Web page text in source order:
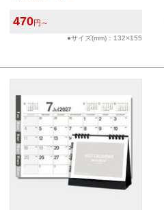
470円～
●サイズ(mm)：132×155